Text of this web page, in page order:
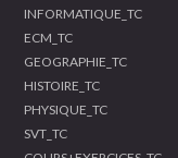
INFORMATIQUE_TC
ECM_TC
GEOGRAPHIE_TC
HISTOIRE_TC
PHYSIQUE_TC
SVT_TC